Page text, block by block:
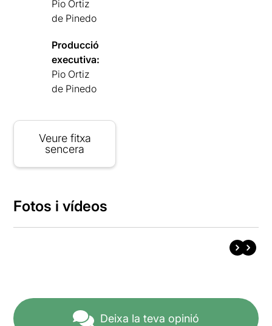
Pio Ortiz
de Pinedo
Producció
executiva:
Pio Ortiz
de Pinedo
Veure fitxa
sencera
Fotos i vídeos
Deixa la teva opinió